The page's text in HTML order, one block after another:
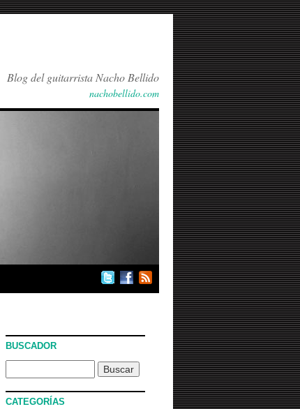
Blog del guitarrista Nacho Bellido
nachobellido.com
BUSCADOR
CATEGORÍAS